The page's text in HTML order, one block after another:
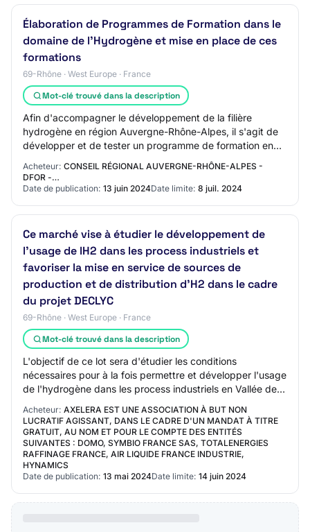
Élaboration de Programmes de Formation dans le
domaine de l'Hydrogène et mise en place de ces
formations
69-Rhône · West Europe · France
Mot-clé trouvé dans la description
Afin d'accompagner le développement de la filière
hydrogène en région Auvergne-Rhône-Alpes, il s'agit de
développer et de tester un programme de formation en
vous appuyant sur les travaux du consorti…
Acheteur: CONSEIL RÉGIONAL AUVERGNE-RHÔNE-ALPES -
DFOR -…
Date de publication: 13 juin 2024Date limite: 8 juil. 2024
Ce marché vise à étudier le développement de
l'usage de lH2 dans les process industriels et
favoriser la mise en service de sources de
production et de distribution d'H2 dans le cadre
du projet DECLYC
69-Rhône · West Europe · France
Mot-clé trouvé dans la description
L'objectif de ce lot sera d'étudier les conditions
nécessaires pour à la fois permettre et développer l'usage
de l'hydrogène dans les process industriels en Vallée de la
Acheteur: AXELERA EST UNE ASSOCIATION À BUT NON
LUCRATIF AGISSANT, DANS LE CADRE D'UN MANDAT À TITRE
GRATUIT, AU NOM ET POUR LE COMPTE DES ENTITÉS
SUIVANTES : DOMO, SYMBIO FRANCE SAS, TOTALENERGIES
RAFFINAGE FRANCE, AIR LIQUIDE FRANCE INDUSTRIE,
HYNAMICS
Date de publication: 13 mai 2024Date limite: 14 juin 2024